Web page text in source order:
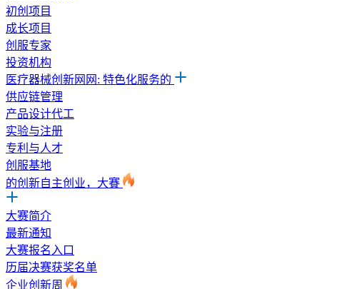
初创项目
成长项目
创服专家
投资机构
医疗器械创新网网: 特色化服务的
供应链管理
产品设计代工
实验与注册
专利与人才
创服基地
的创新自主创业，大賽
大赛简介
最新通知
大赛报名入口
历届决赛获奖名单
企业创新周